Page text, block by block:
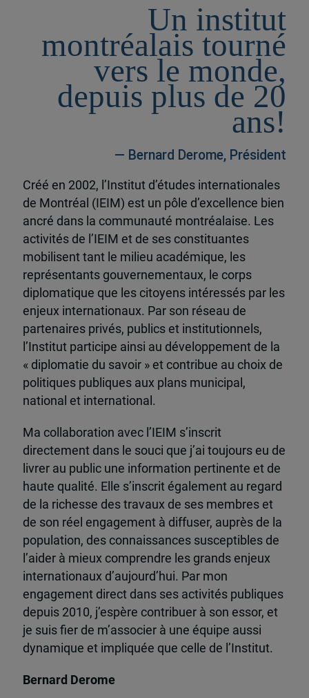
Un institut
montréalais tourné
vers le monde,
depuis plus de 20
ans!
— Bernard Derome, Président
Créé en 2002, l’Institut d’études internationales
de Montréal (IEIM) est un pôle d’excellence bien
ancré dans la communauté montréalaise. Les
activités de l’IEIM et de ses constituantes
mobilisent tant le milieu académique, les
représentants gouvernementaux, le corps
diplomatique que les citoyens intéressés par les
enjeux internationaux. Par son réseau de
partenaires privés, publics et institutionnels,
l’Institut participe ainsi au développement de la
« diplomatie du savoir » et contribue au choix de
politiques publiques aux plans municipal,
national et international.
Ma collaboration avec l’IEIM s’inscrit
directement dans le souci que j’ai toujours eu de
livrer au public une information pertinente et de
haute qualité. Elle s’inscrit également au regard
de la richesse des travaux de ses membres et
de son réel engagement à diffuser, auprès de la
population, des connaissances susceptibles de
l’aider à mieux comprendre les grands enjeux
internationaux d’aujourd’hui. Par mon
engagement direct dans ses activités publiques
depuis 2010, j’espère contribuer à son essor, et
je suis fier de m’associer à une équipe aussi
dynamique et impliquée que celle de l’Institut.
Bernard Derome